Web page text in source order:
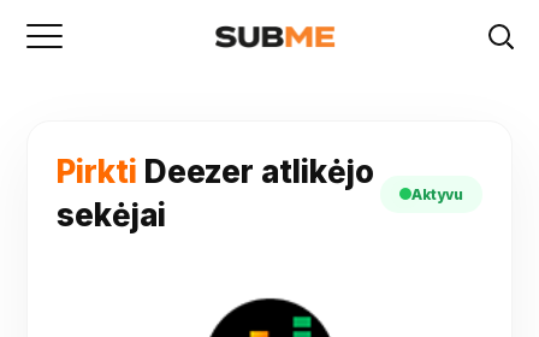
Pirkti Deezer atlikėjo
sekėjai
Aktyvu